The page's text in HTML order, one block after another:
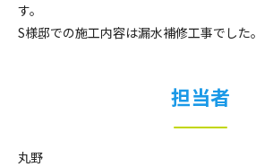
す。
S様邸での施工内容は漏水補修工事でした。
担当者
丸野